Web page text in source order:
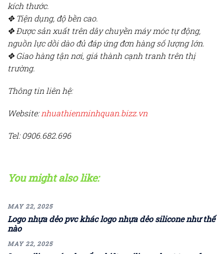
kích thước.
✥ Tiện dụng, độ bền cao.
✥ Được sản xuất trên dây chuyền máy móc tự động,
nguồn lực dồi dào đủ đáp ứng đơn hàng số lượng lớn.
✥ Giao hàng tận nơi, giá thành cạnh tranh trên thị
trường.
Thông tin liên hệ:
Website: nhuathienminhquan.bizz.vn
Tel: 0906.682.696
You might also like:
MAY 22, 2025
Logo nhựa dẻo pvc khác logo nhựa dẻo silicone như thế
nào
MAY 22, 2025